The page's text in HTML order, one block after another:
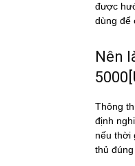
được
dùng để
Nên
Thông
định
nếu thời
thủ